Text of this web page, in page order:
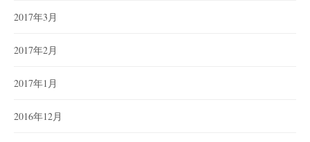
2017年3月
2017年2月
2017年1月
2016年12月